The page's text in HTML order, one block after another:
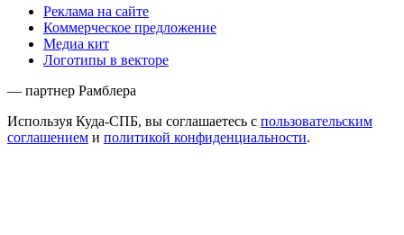
Реклама на сайте
Коммерческое предложение
Медиа кит
Логотипы в векторе
— партнер Рамблера
Используя Куда-СПБ, вы соглашаетесь с пользовательским
соглашением и политикой конфиденциальности.